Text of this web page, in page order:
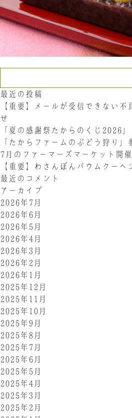
お問い合わせ
お問い合わせ
〒761-0101 香川県高松市春日町
087-844-8801 （受付時間
最近の投稿
【重要】メールが受信できない
せ
「夏の感謝祭たからのくじ2026」
「たからファームのぶどう狩り」
7月のファーマーズマーケット開催
【重要】わさんぼんバウムクーヘ
最近のコメント
アーカイブ
2026年7月
2026年6月
2026年5月
2026年4月
2026年3月
2026年2月
2026年1月
2025年12月
2025年11月
2025年10月
2025年9月
2025年8月
2025年7月
2025年6月
2025年5月
2025年4月
2025年3月
2025年2月